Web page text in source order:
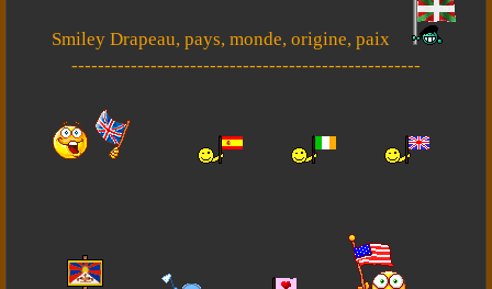
Smiley Drapeau, pays, monde, origine, paix
-----------------------------------------------------